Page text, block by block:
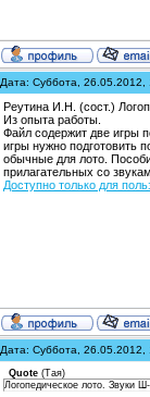
Дата: Суббота,
Реутина И.Н. (сост.)
Из опыта работы.
Файл содержит две игры
игры нужно подготовить
обычные для лото.
прилагательных со
Доступно только для
Дата: Суббота,
Quote (Тая)
Логопедическое лото. Звуки